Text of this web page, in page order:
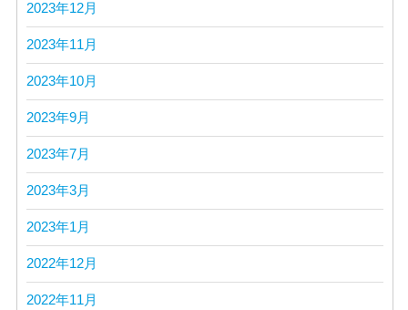
2023年12月
2023年11月
2023年10月
2023年9月
2023年7月
2023年3月
2023年1月
2022年12月
2022年11月